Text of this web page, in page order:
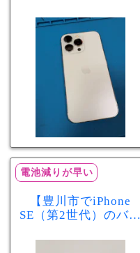
が早い症状も当日90
分で改善
電池減りが早い
【豊川市でiPhone
SE（第2世代）のバッ
スマ豊川店】電池の